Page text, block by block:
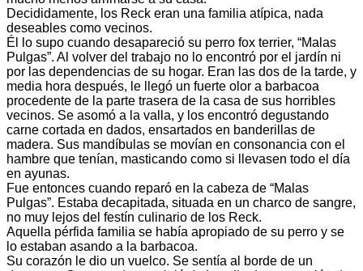
Decididamente, los Reck eran una familia atípica, nada
deseables como vecinos.
Él lo supo cuando desapareció su perro fox terrier, “Malas
Pulgas”. Al volver del trabajo no lo encontró por el jardín ni
por las dependencias de su hogar. Eran las dos de la tarde, y
media hora después, le llegó un fuerte olor a barbacoa
procedente de la parte trasera de la casa de sus horribles
vecinos. Se asomó a la valla, y los encontró degustando
carne cortada en dados, ensartados en banderillas de
madera. Sus mandíbulas se movían en consonancia con el
hambre que tenían, masticando como si llevasen todo el día
en ayunas.
Fue entonces cuando reparó en la cabeza de “Malas
Pulgas”. Estaba decapitada, situada en un charco de sangre,
no muy lejos del festín culinario de los Reck.
Aquella pérfida familia se había apropiado de su perro y se
lo estaban asando a la barbacoa.
Su corazón le dio un vuelco. Se sentía al borde de un